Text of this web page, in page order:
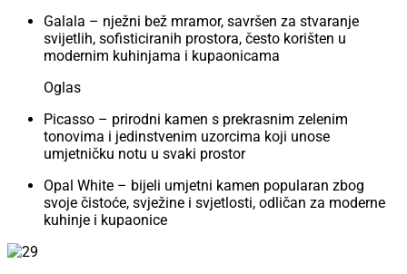
Galala – nježni bež mramor, savršen za stvaranje
svijetlih, sofisticiranih prostora, često korišten u
modernim kuhinjama i kupaonicama
Oglas
Picasso – prirodni kamen s prekrasnim zelenim
tonovima i jedinstvenim uzorcima koji unose
umjetničku notu u svaki prostor
Opal White – bijeli umjetni kamen popularan zbog
svoje čistoće, svježine i svjetlosti, odličan za moderne
kuhinje i kupaonice